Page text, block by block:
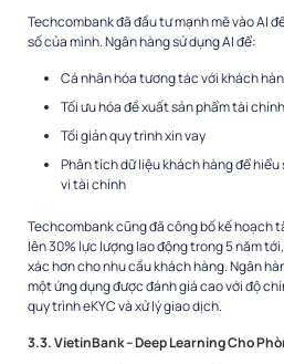
Techcombank đã đầu tư mạnh mẽ vào AI
số của mình. Ngân hàng sử dụng AI để:
Cá nhân hóa tương tác với khách
Tối ưu hóa đề xuất sản phẩm tài chính
Tối giản quy trình xin vay
Phân tích dữ liệu khách hàng để
vi tài chính
Techcombank cũng đã công bố kế hoạch
lên 30% lực lượng lao động trong 5 năm
xác hơn cho nhu cầu khách hàng. Ngân
một ứng dụng được đánh giá cao với độ
quy trình eKYC và xử lý giao dịch.
3.3. VietinBank – Deep Learning Cho